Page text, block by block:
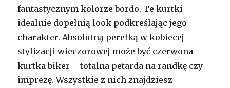
fantastycznym kolorze bordo. Te kurtki
idealnie dopełnią look podkreślając jego
charakter. Absolutną perełką w kobiecej
stylizacji wieczorowej może być czerwona
kurtka biker – totalna petarda na randkę czy
imprezę. Wszystkie z nich znajdziesz